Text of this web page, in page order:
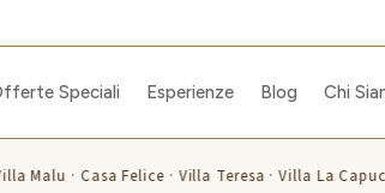
Speciali Esperienze Blog Chi
· Casa Felice · Villa Teresa · Villa La